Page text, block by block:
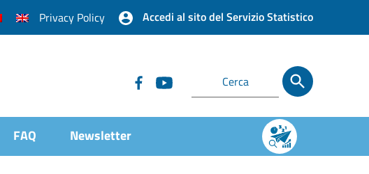
Privacy Policy Accedi al sito del Servizio Statistico
FAQ Newsletter